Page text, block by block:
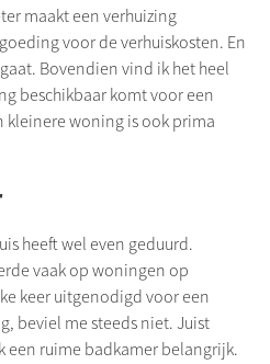
maakt een verhuizing
voor de verhuiskosten. En
Bovendien vind ik het heel
beschikbaar komt voor een
kleinere woning is ook prima
heeft wel even geduurd.
vaak op woningen op
keer uitgenodigd voor een
beviel me steeds niet. Juist
ruime badkamer belangrijk.